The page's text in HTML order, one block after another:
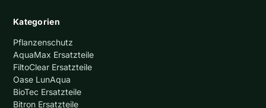
Kategorien
Pflanzenschutz
AquaMax Ersatzteile
FiltoClear Ersatzteile
Oase LunAqua
BioTec Ersatzteile
Bitron Ersatzteile